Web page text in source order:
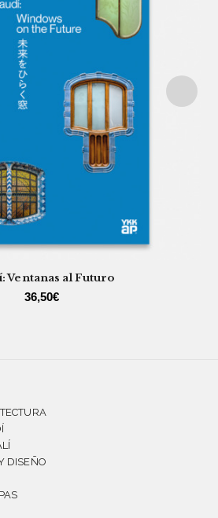
Ventanas al Futuro
36,50€
DISEÑO